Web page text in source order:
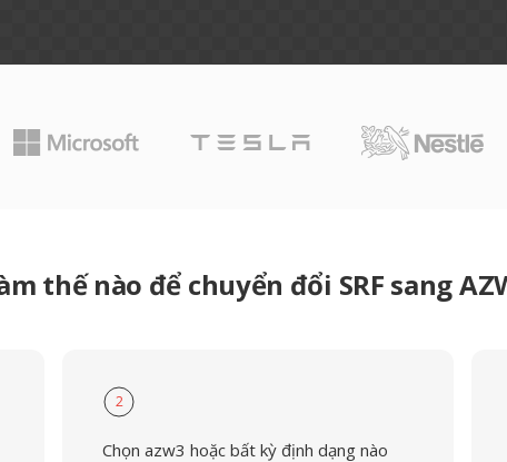
thế nào để chuyển đổi SRF sang
2
Chọn azw3 hoặc bất kỳ định dạng nào